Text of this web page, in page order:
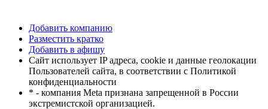
Добавить компанию
Разместить кратко
Добавить в афишу
Сайт использует IP адреса, cookie и данные геолокации
Пользователей сайта, в соответствии с Политикой
конфиденциальности
* - компания Meta признана запрещенной в России
экстремистской организацией.